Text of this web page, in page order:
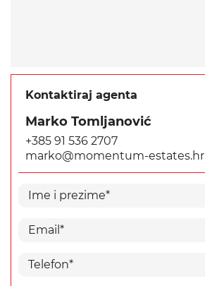
Kontaktiraj agenta
Marko Tomljanović
+385 91 536 2707
marko@momentum-estates.hr